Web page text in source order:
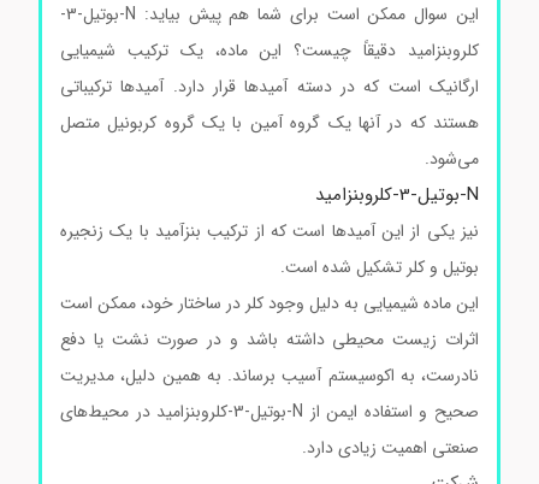
این سوال ممکن است برای شما هم پیش بیاید: N-بوتیل-3-
کلروبنزامید دقیقاً چیست؟ این ماده، یک ترکیب شیمیایی
ارگانیک است که در دسته آمیدها قرار دارد. آمیدها ترکیباتی
هستند که در آنها یک گروه آمین با یک گروه کربونیل متصل
می‌شود.
نیز یکی از این آمیدها است که از ترکیب بنزآمید با یک زنجیره
بوتیل و کلر تشکیل شده است.
این ماده شیمیایی به دلیل وجود کلر در ساختار خود، ممکن است
اثرات زیست محیطی داشته باشد و در صورت نشت یا دفع
نادرست، به اکوسیستم آسیب برساند. به همین دلیل، مدیریت
صحیح و استفاده ایمن از N-بوتیل-3-کلروبنزامید در محیط‌های
صنعتی اهمیت زیادی دارد.